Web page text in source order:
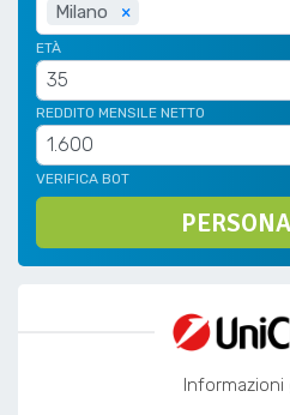
Milano ×
ETÀ
REDDITO MENSILE NETTO
VERIFICA BOT
Informazioni